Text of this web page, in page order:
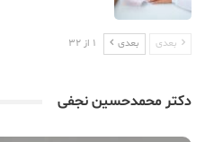
بعدی بعدی 1 از 32
دکتر محمدحسین نجفی